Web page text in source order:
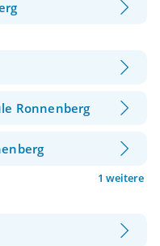
Ronnenberg
1 weitere